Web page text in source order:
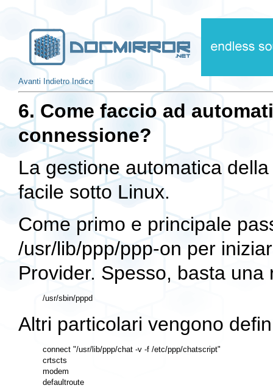
Avanti Indietro Indice
6. Come faccio ad
connessione?
La gestione automatica
facile sotto Linux.
Come primo e principale
/usr/lib/ppp/ppp-on per
Provider. Spesso, basta
Altri particolari vengono
connect "/usr/lib/ppp/chat -v -f /etc/ppp/chatscript"
crtscts
modem
defaultroute